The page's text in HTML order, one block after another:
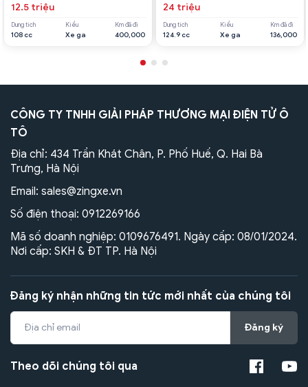
12.5 triệu
Dung tích
108 cc
Kiểu
Xe ga
Km đã đi
400,000
24 triệu
Dung tích
124.9 cc
Kiểu
Xe ga
Km đã đi
136,000
CÔNG TY TNHH GIẢI PHÁP THƯƠNG MẠI ĐIỆN TỬ Ô
TÔ
Địa chỉ: 434 Trần Khát Chân, P. Phố Huế, Q. Hai Bà
Trưng, Hà Nội
Email: sales@zingxe.vn
Số điện thoại: 0912269166
Mã số doanh nghiệp: 0109676491. Ngày cấp: 08/01/2024.
Nơi cấp: SKH & ĐT TP. Hà Nội
Đăng ký nhận những tin tức mới nhất của chúng tôi
Đăng ký
Theo dõi chúng tôi qua